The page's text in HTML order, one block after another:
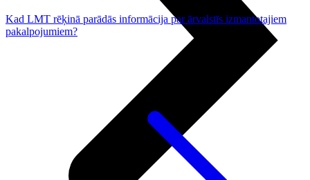
Kad LMT rēķinā parādās informācija par ārvalstīs izmantotajiem
pakalpojumiem?